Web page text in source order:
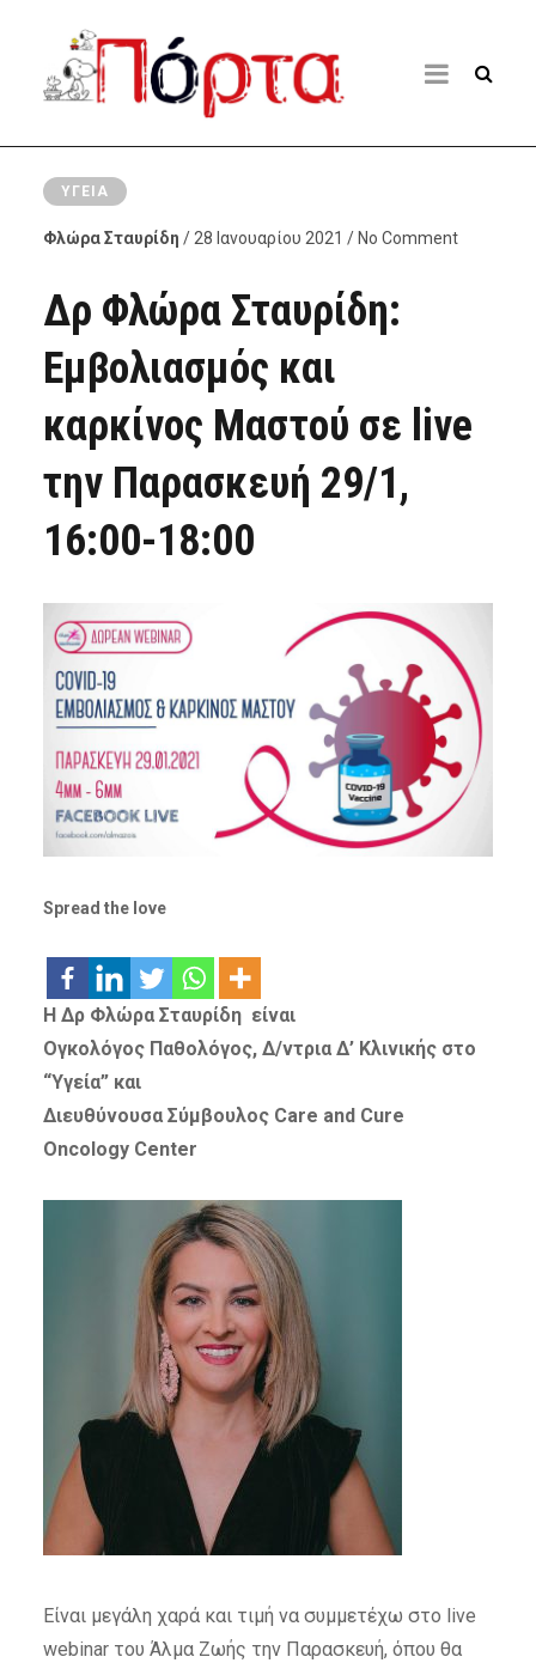
ΥΓΕΊΑ
Φλώρα Σταυρίδη / 28 Ιανουαρίου 2021 / No Comment
Δρ Φλώρα Σταυρίδη:
Εμβολιασμός και
καρκίνος Μαστού σε live
την Παρασκευή 29/1,
16:00-18:00
Spread the love
Η Δρ Φλώρα Σταυρίδη είναι
Ογκολόγος Παθολόγος, Δ/ντρια Δ’ Κλινικής στο
“Υγεία” και
Διευθύνουσα Σύμβουλος Care and Cure
Oncology Center
Είναι μεγάλη χαρά και τιμή να συμμετέχω στο live
webinar του Άλμα Ζωής την Παρασκευή, όπου θα